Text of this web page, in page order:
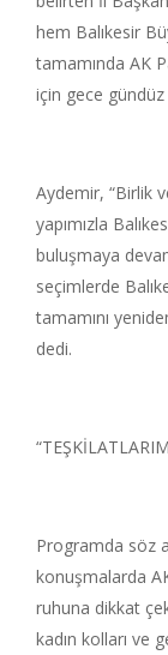
hem Balıkesir
tamamında AK
için gece gündüz
Aydemir, “Birlik
yapımızla
buluşmaya
seçimlerde
tamamını
dedi.
Programda söz
konuşmalarda
ruhuna dikkat
kadın kolları ve